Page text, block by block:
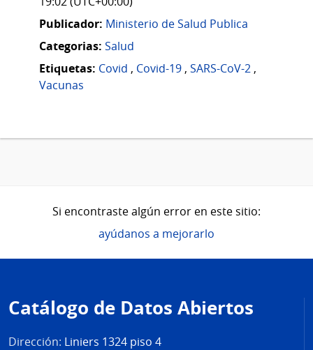
Publicador: Ministerio de Salud Publica
Categorias: Salud
Etiquetas: Covid , Covid-19 , SARS-CoV-2 ,
Vacunas
Si encontraste algún error en este sitio:
ayúdanos a mejorarlo
de
página
Catálogo de Datos Abiertos
Dirección: Liniers 1324 piso 4